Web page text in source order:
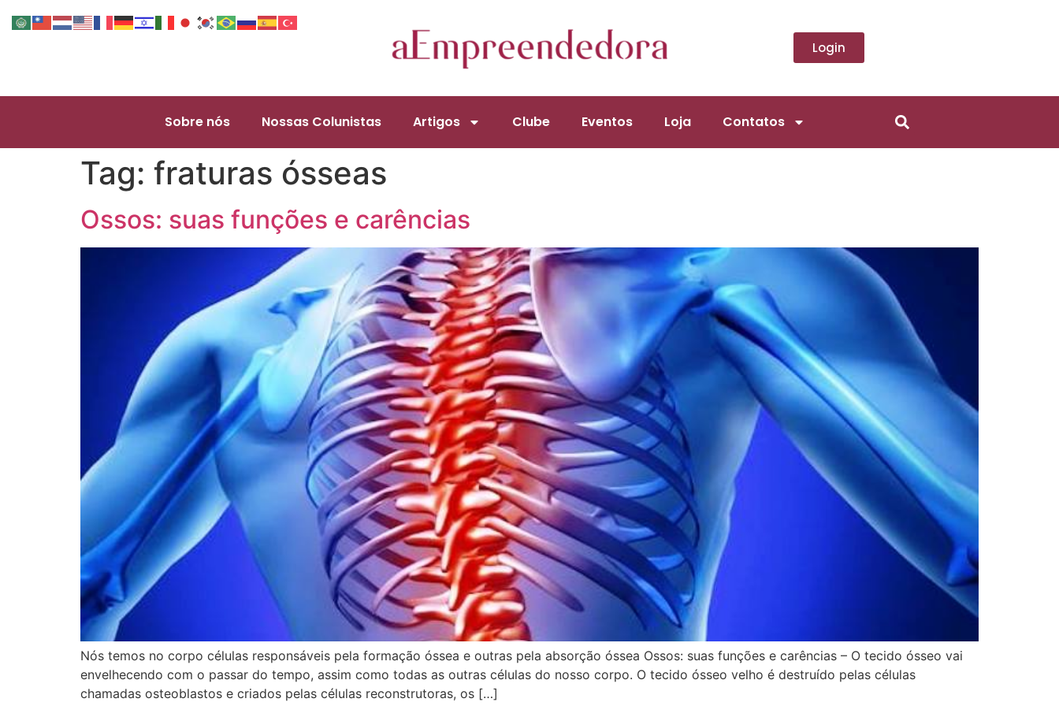
Login
Sobre nós Nossas Colunistas Artigos Clube Eventos Loja Contatos
Tag: fraturas ósseas
Ossos: suas funções e carências
Nós temos no corpo células responsáveis pela formação óssea e outras pela absorção óssea Ossos: suas funções e carências – O tecido ósseo vai
envelhecendo com o passar do tempo, assim como todas as outras células do nosso corpo. O tecido ósseo velho é destruído pelas células
chamadas osteoblastos e criados pelas células reconstrutoras, os […]